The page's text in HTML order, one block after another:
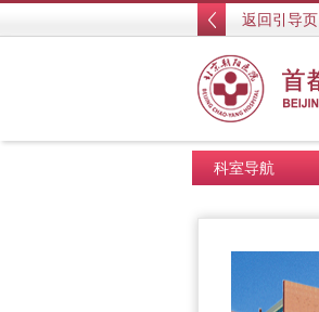
返回引导页
科室导航